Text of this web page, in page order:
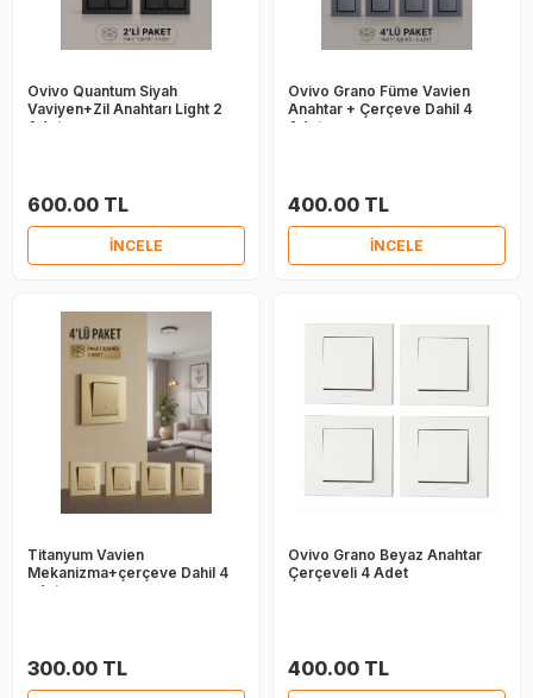
Ovivo Quantum Siyah
Vaviyen+Zil Anahtarı Light 2
Adet
600.00 TL
İNCELE
Ovivo Grano Füme Vavien
Anahtar + Çerçeve Dahil 4
Adet
400.00 TL
İNCELE
Titanyum Vavien
Mekanizma+çerçeve Dahil 4
adet
300.00 TL
Ovivo Grano Beyaz Anahtar
Çerçeveli 4 Adet
400.00 TL